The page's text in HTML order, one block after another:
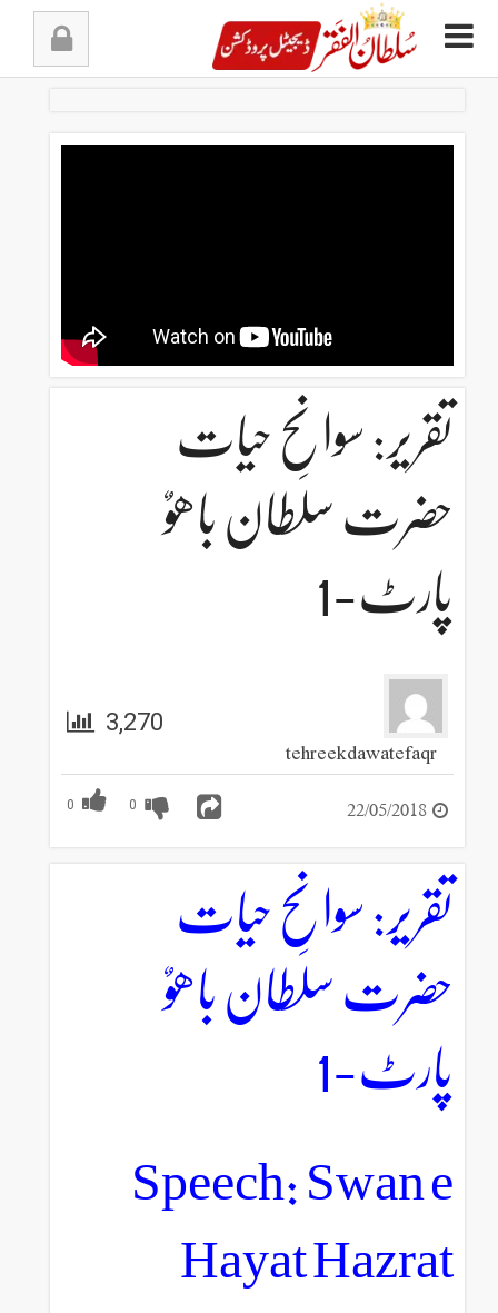
تقریر: سوانحِ حیات
حضرت سلطان باھوٌ
پارٹ-1
tehreekdawatefaqr
3,270
0 0 22/05/2018
تقریر: سوانحِ حیات
حضرت سلطان باھوٌ
پارٹ-1
Speech: Swan e
Hayat Hazrat